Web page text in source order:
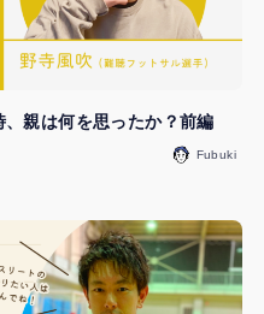
親は何を思ったか？前編
Fubuki